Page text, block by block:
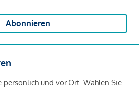
Abonnieren
persönlich und vor Ort. Wählen Sie